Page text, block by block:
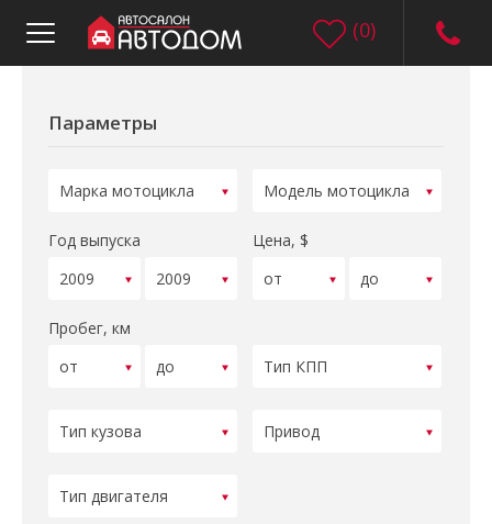
(0)
Параметры
Год выпуска Цена, $
Пробег, км